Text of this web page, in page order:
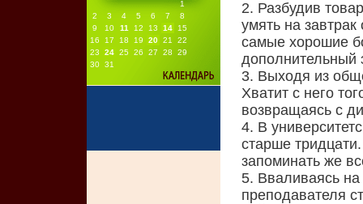
1
2
3 4 5 6 7
8
9
10 11 12 13 14
15
16
17 18 19 20 21
22
23
24 25 26 27 28
29
30 31
2. Разбудив
умять на
самые хорошие
дополнительный
3. Выходя из
Хватит с него
возвращаясь с
4. В
старше
запоминать же
5. Вваливаясь
преподавателя